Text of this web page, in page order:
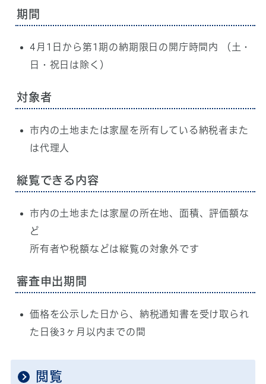
期間
4月1日から第1期の納期限日の開庁時間内 （土・
日・祝日は除く）
対象者
市内の土地または家屋を所有している納税者また
は代理人
縦覧できる内容
市内の土地または家屋の所在地、面積、評価額な
ど
所有者や税額などは縦覧の対象外です
審査申出期間
価格を公示した日から、納税通知書を受け取られ
た日後3ヶ月以内までの間
閲覧